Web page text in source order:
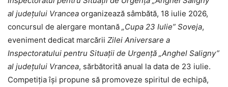
al județului Vrancea organizează sâmbătă, 18 iulie 2026,
concursul de alergare montană „Cupa 23 Iulie” Soveja,
eveniment dedicat marcării Zilei Aniversare a
Inspectoratului pentru Situații de Urgență „Anghel Saligny”
al județului Vrancea, sărbătorită anual la data de 23 iulie.
Competiția își propune să promoveze spiritul de echipă,